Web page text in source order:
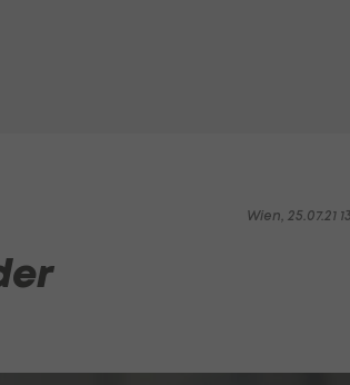
Wien, 25.07.21